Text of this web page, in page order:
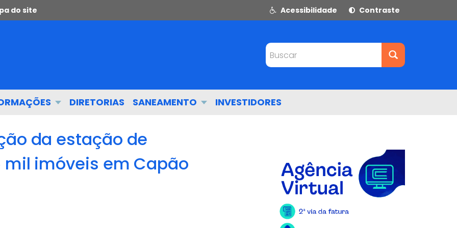
do site Acessibilidade Contraste
Buscar
DIRETORIAS SANEAMENTO INVESTIDORES
da estação de
imóveis em Capão